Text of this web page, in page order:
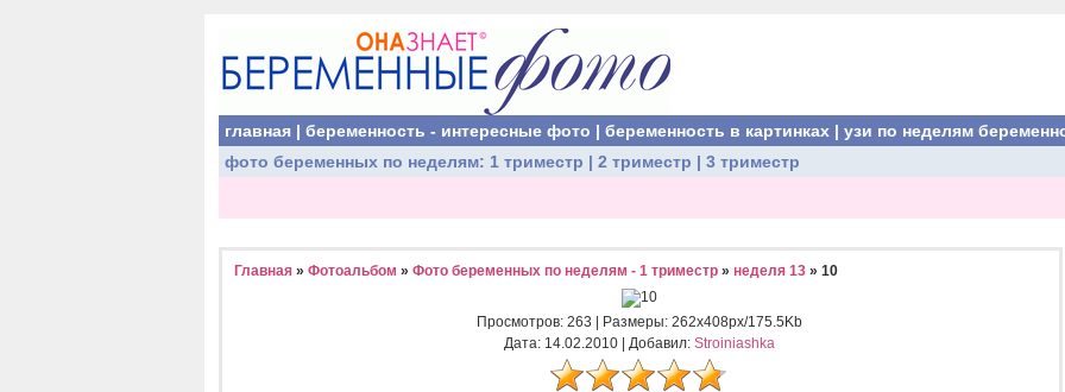
главная | беременность - интересные фото | беременность в картинках | узи по неделям
фото беременных по неделям: 1 триместр | 2 триместр | 3 триместр
Главная » Фотоальбом » Фото беременных по неделям - 1 триместр » неделя 13 » 10
Просмотров: 263 | Размеры: 262x408px/175.5Kb
Дата: 14.02.2010 | Добавил: Stroiniashka